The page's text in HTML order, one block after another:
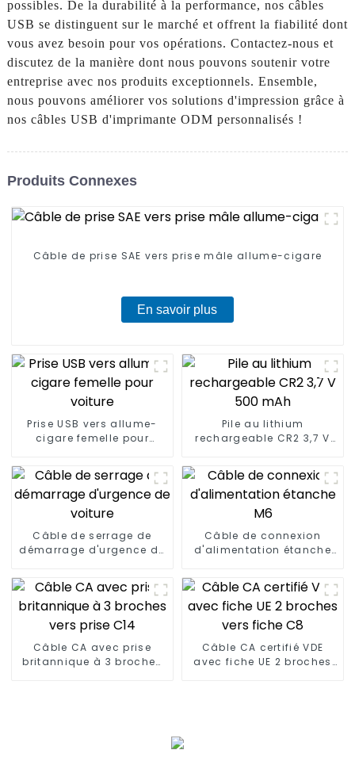
possibles. De la durabilité à la performance, nos câbles
USB se distinguent sur le marché et offrent la fiabilité dont
vous avez besoin pour vos opérations. Contactez-nous et
discutez de la manière dont nous pouvons soutenir votre
entreprise avec nos produits exceptionnels. Ensemble,
nous pouvons améliorer vos solutions d'impression grâce à
nos câbles USB d'imprimante ODM personnalisés !
Produits Connexes
Câble de prise SAE vers prise mâle allume-cigare
En savoir plus
Prise USB vers allume-
cigare femelle pour
Pile au lithium
rechargeable CR2 3,7 V
Câble de serrage de
démarrage d'urgence de
Câble de connexion
d'alimentation étanche
Câble CA avec prise
britannique à 3 broches
Câble CA certifié VDE
avec fiche UE 2 broches